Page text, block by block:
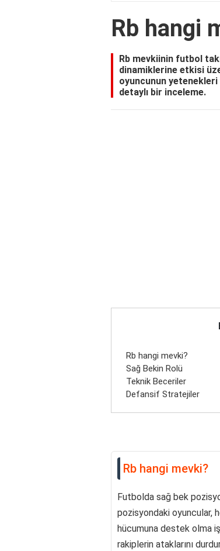
Rb hangi
Rb mevkiinin futbol
dinamiklerine etkisi
oyuncunun yetenekleri
detaylı bir inceleme.
Rb hangi mevki?
Sağ Bekin Rolü
Teknik Beceriler
Defansif Stratejiler
Rb hangi mevki?
Futbolda sağ bek
pozisyondaki oyuncular,
hücumuna destek olma
rakiplerin ataklarını